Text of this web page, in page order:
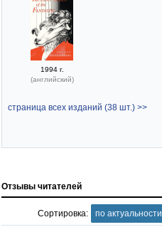
1994 г.
(английский)
страница всех изданий (38 шт.) >>
Отзывы читателей
Сортировка: по актуальности